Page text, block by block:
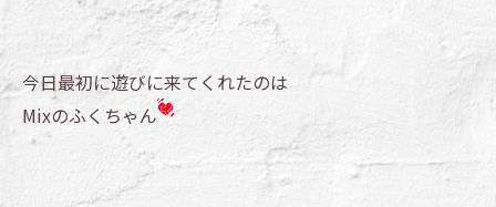
今日最初に遊びに来てくれたのは
Mixのふくちゃん